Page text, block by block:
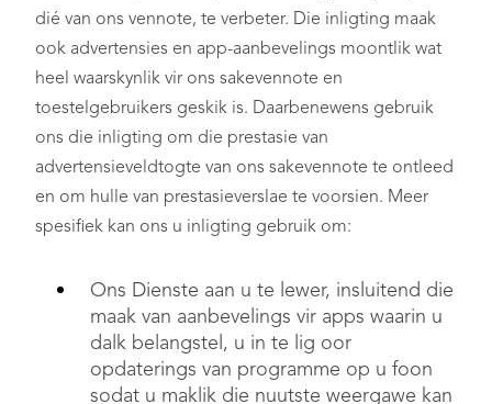
dié van ons vennote, te verbeter. Die inligting maak
ook advertensies en app-aanbevelings moontlik wat
heel waarskynlik vir ons sakevennote en
toestelgebruikers geskik is. Daarbenewens gebruik
ons die inligting om die prestasie van
advertensieveldtogte van ons sakevennote te ontleed
en om hulle van prestasieverslae te voorsien. Meer
spesifiek kan ons u inligting gebruik om:
Ons Dienste aan u te lewer, insluitend die
maak van aanbevelings vir apps waarin u
dalk belangstel, u in te lig oor
opdaterings van programme op u foon
sodat u maklik die nuutste weergawe kan